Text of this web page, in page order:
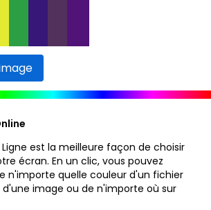
Ligne est la meilleure façon de choisir
écran. En un clic, vous pouvez
n'importe quelle couleur d'un fichier
d'une image ou de n'importe où sur